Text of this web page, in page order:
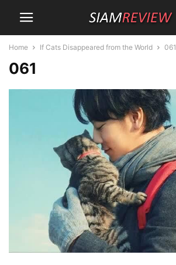
Home If Cats Disappeared from the World 061
061